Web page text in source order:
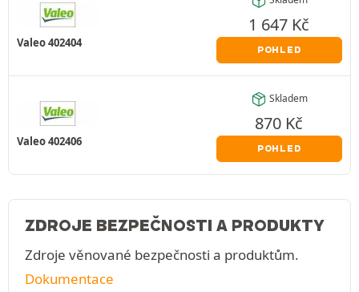
Valeo 402404
1 647 Kč
POHLED
Valeo 402406
Skladem
870 Kč
POHLED
ZDROJE BEZPEČNOSTI A PRODUKTY
Zdroje věnované bezpečnosti a produktům.
Dokumentace